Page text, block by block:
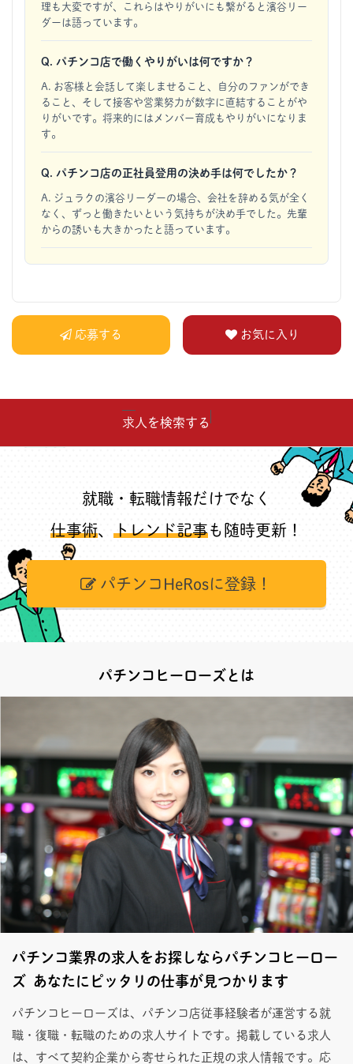
理も大変ですが、これらはやりがいにも繋がると濱谷リー
ダーは語っています。
Q. パチンコ店で働くやりがいは何ですか？
A. お客様と会話して楽しませること、自分のファンができ
ること、そして接客や営業努力が数字に直結することがや
りがいです。将来的にはメンバー育成もやりがいになりま
す。
Q. パチンコ店の正社員登用の決め手は何でしたか？
A. ジュラクの濱谷リーダーの場合、会社を辞める気が全く
なく、ずっと働きたいという気持ちが決め手でした。先輩
からの誘いも大きかったと語っています。
応募する お気に入り
求人を検索する
就職・転職情報だけでなく
仕事術、 トレンド記事も随時更新！
パチンコHeRosに登録！
パチンコヒーローズとは
パチンコ業界の求人をお探しならパチンコヒーロー
ズ あなたにピッタリの仕事が見つかります
パチンコヒーローズは、パチンコ店従事経験者が運営する就
職・復職・転職のための求人サイトです。掲載している求人
は、すべて契約企業から寄せられた正規の求人情報です。応